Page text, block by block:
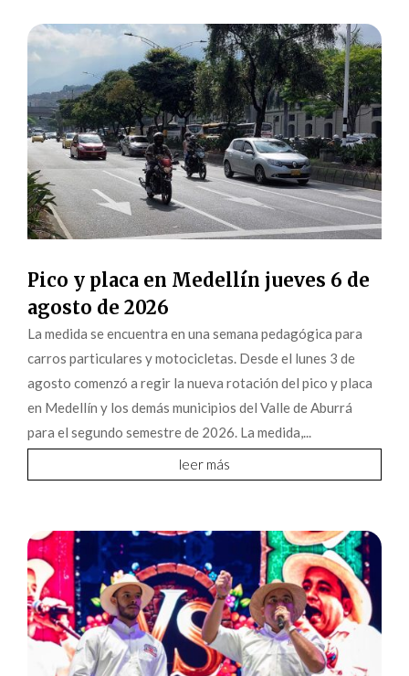
Pico y placa en Medellín jueves 6 de
agosto de 2026
La medida se encuentra en una semana pedagógica para
carros particulares y motocicletas. Desde el lunes 3 de
agosto comenzó a regir la nueva rotación del pico y placa
en Medellín y los demás municipios del Valle de Aburrá
para el segundo semestre de 2026. La medida,...
leer más